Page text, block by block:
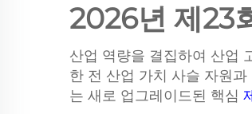
2026년 제23
산업 역량을 결집하여 산업
한 전 산업 가치 사슬 자원
는 새로 업그레이드된 핵심